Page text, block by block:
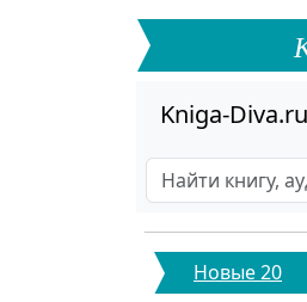
Kniga-Diva.ru
Новые 20